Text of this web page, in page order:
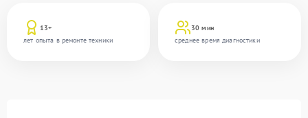
13+
лет опыта в ремонте техники
30 мин
среднее время диагностики